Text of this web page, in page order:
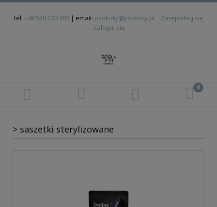
tel: +48 530 230 483 | email: psokoty@psokoty.pl
Zarejestruj się
Zaloguj się
> saszetki sterylizowane